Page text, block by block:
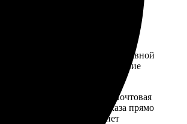
календаря: перекидной, отрывной
включая добавление
в пункты выдачи . Почтовая
и удобную доставку заказа прямо
выбором станет